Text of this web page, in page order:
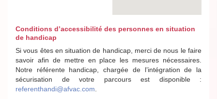
Conditions d’accessibilité des personnes en situation
de handicap
Si vous êtes en situation de handicap, merci de nous le faire
savoir afin de mettre en place les mesures nécessaires.
Notre référente handicap, chargée de l’intégration de la
sécurisation de votre parcours est disponible :
referenthandi@afvac.com